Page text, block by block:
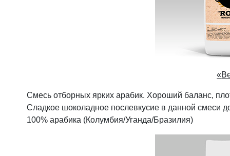
«
Смесь отборных ярких арабик. Хороший баланс,
Сладкое шоколадное послевкусие в данной смеси
100% арабика (Колумбия/Уганда/Бразилия)